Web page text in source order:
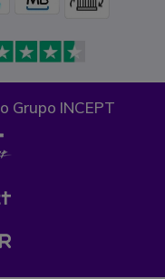
Grupo INCEPT